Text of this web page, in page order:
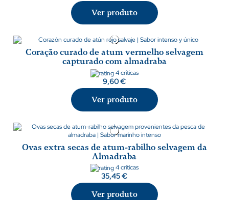
Ver produto
Coração curado de atum vermelho selvagem
capturado com almadraba
4 críticas
9,60 €
Ver produto
Ovas extra secas de atum-rabilho selvagem da
Almadraba
4 críticas
35,45 €
Ver produto